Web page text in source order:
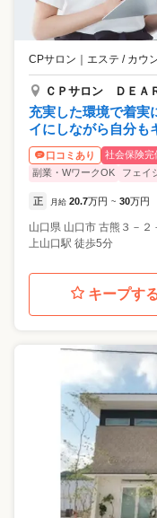
CPサロン ｜ エステ / カウ
ＣＰサロン ＤＥＡ
充実した環境で着実
イにしながら自分も
口コミあり 社会保険完
副業・WワークOK
フェイ
正 月給 20.7万円 ~ 30万円
山口県 山口市 古熊３－２
上山口駅 徒歩5分
キープす